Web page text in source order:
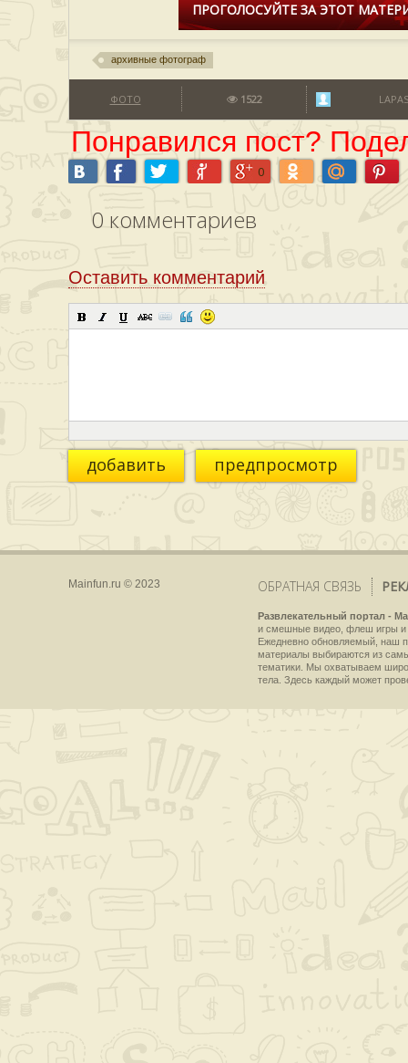
ПРОГОЛОСУЙТЕ ЗА ЭТОТ
архивные фотограф
ФОТО 1522 LAPAS
Понравился пост?
0
0 комментариев
Оставить комментарий
добавить предпросмотр
Mainfun.ru © 2023 ОБРАТНАЯ СВЯЗЬ
Развлекательный портал -
и смешные видео, флеш игры и
Ежедневно обновляемый, наш
материалы выбираются из
тематики. Мы охватываем
тела. Здесь каждый может